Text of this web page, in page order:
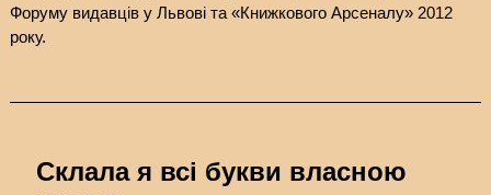
Форуму видавців у Львові та «Книжкового Арсеналу» 2012
року.
Склала я всі букви власною